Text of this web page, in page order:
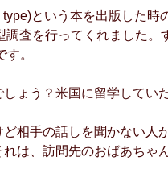
という本を出版した
査を行ってくれました。
。
ょう？米国に留学してい
ど相手の話しを聞かない人
は、訪問先のおばあちゃ